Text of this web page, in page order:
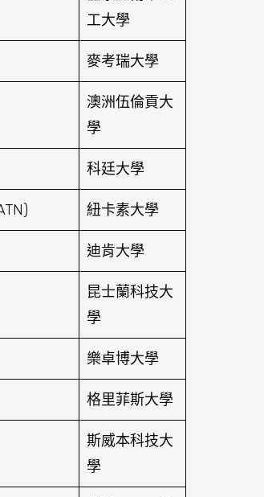
工大學
麥考瑞大學
澳洲伍倫貢大
學
科廷大學
紐卡素大學
迪肯大學
昆士蘭科技大
學
樂卓博大學
格里菲斯大學
斯威本科技大
學